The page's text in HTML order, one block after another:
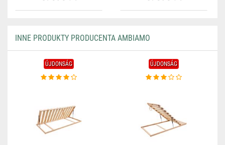
INNE PRODUKTY PRODUCENTA AMBIAMO
ÚJDONSÁG ÚJDONSÁG